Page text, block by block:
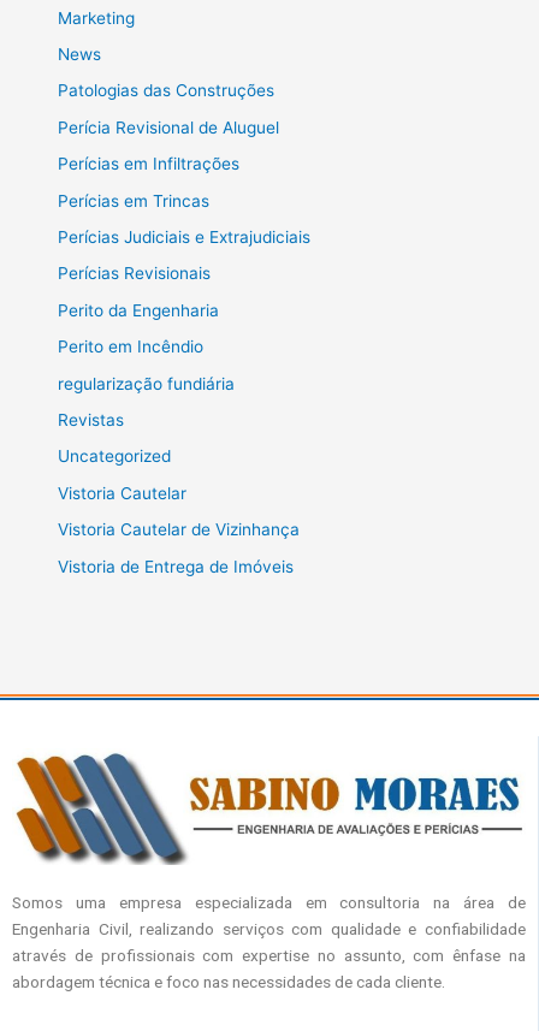
Marketing
News
Patologias das Construções
Perícia Revisional de Aluguel
Perícias em Infiltrações
Perícias em Trincas
Perícias Judiciais e Extrajudiciais
Perícias Revisionais
Perito da Engenharia
Perito em Incêndio
regularização fundiária
Revistas
Uncategorized
Vistoria Cautelar
Vistoria Cautelar de Vizinhança
Vistoria de Entrega de Imóveis
Somos uma empresa especializada em consultoria na área de
Engenharia Civil, realizando serviços com qualidade e confiabilidade
através de profissionais com expertise no assunto, com ênfase na
abordagem técnica e foco nas necessidades de cada cliente.